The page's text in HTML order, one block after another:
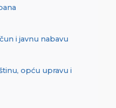
i javnu nabavu
opću upravu i